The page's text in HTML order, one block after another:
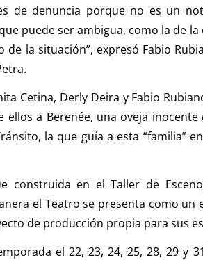
de denuncia porque no es un
puede ser ambigua, como la de la
la situación”, expresó Fabio
Cetina, Derly Deira y Fabio
a Berenée, una oveja inocente
la que guía a esta “familia”
construida en el Taller de
el Teatro se presenta como un
de producción propia para sus
el 22, 23, 24, 25, 28, 29 y